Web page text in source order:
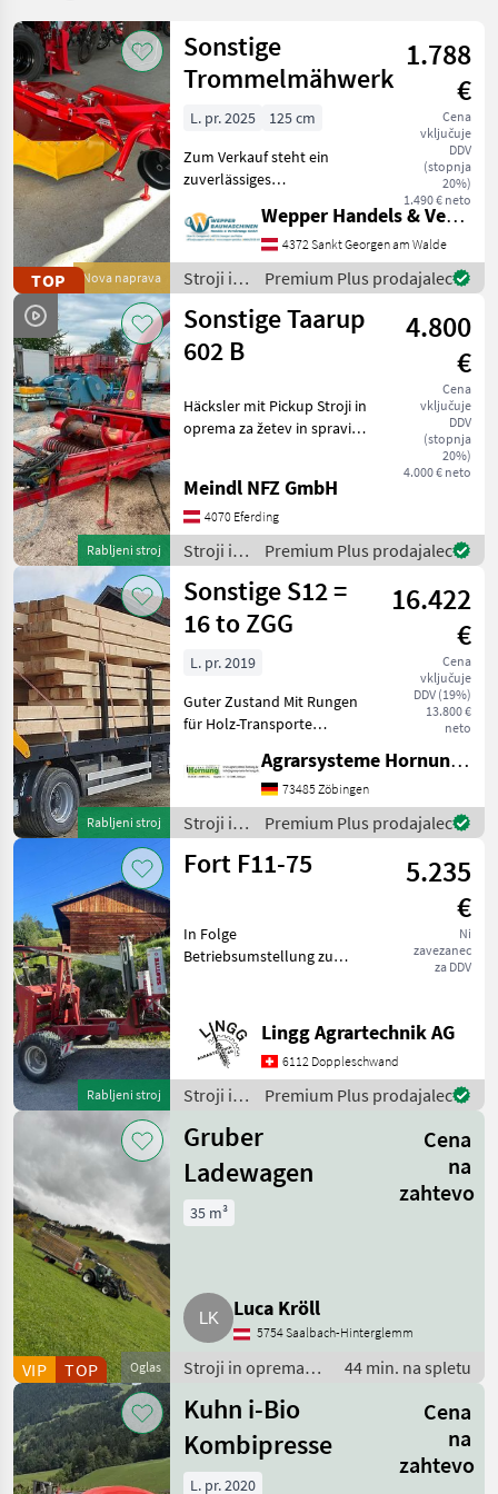
TOP Nova naprava
Sonstige
Trommelmähwerk
1.788
€
Cena
vključuje
DDV
(stopnja
20%)
1.490 € neto
L. pr. 2025
125 cm
Zum Verkauf steht ein
zuverlässiges
Marke Wirax mit einer
kompakten Arbeitsbreite
von 1, 25 m. Dieses Modell
eignet sich hervorragend
für Besitze
Wepper Handels & Vermietungs GmbH
4372 Sankt Georgen am Walde
Stroji in
oprema
za žetev
in
spravilo
Sonstige
Premium Plus prodajalec
Rabljeni stroj
Sonstige Taarup
602 B
4.800
€
Cena
vključuje
DDV
(stopnja
20%)
4.000 € neto
Häcksler mit Pickup Stroji in
oprema za žetev in spravilo
Meindl NFZ GmbH
4070 Eferding
Stroji in
oprema
za žetev
in
spravilo
Premium Plus prodajalec
Rabljeni stroj
Sonstige S12 =
16 to ZGG
16.422
€
Cena
vključuje
DDV (19%)
13.800 €
neto
L. pr. 2019
Guter Zustand Mit Rungen
für Holz-Transporte
einfach melden Thomas
0171 80 89 838 Stroji in
oprema za žetev in spravilo
Prikolica za bale
Agrarsysteme Hornung GmbH & Co. KG
73485 Zöbingen
Stroji in
oprema
za žetev
/
Sonstige
Premium Plus prodajalec
Rabljeni stroj
Fort F11-75
5.235
€
Ni
zavezanec
za DDV
In Folge
Betriebsumstellung zu
Rundballenwickler. Ideal
fürs steile Gelände, da die
Ballen gehalten werden
können. Der Wickle
Lingg Agrartechnik AG
6112 Doppleschwand
Stroji in
za žetev
in
spravilo
/ Fort
Premium Plus prodajalec
Oglas
VIP TOP
Gruber
Ladewagen
Cena
na
zahtevo
35 m³
Luca Kröll
5754 Saalbach-Hinterglemm
Stroji in oprema
/ Nakladalna
prikolica
44 min. na spletu
Kuhn i-Bio
Kombipresse
Cena
na
zahtevo
L. pr. 2020